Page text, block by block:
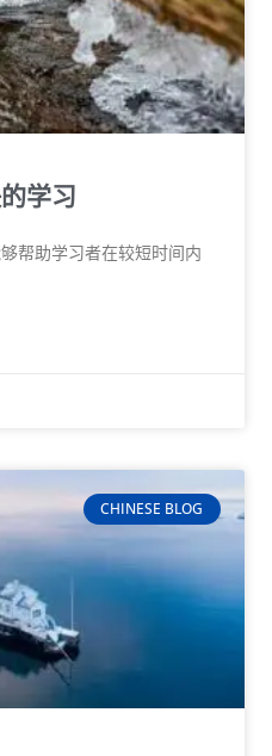
学习
帮助学习者在较短时间内
CHINESE BLOG